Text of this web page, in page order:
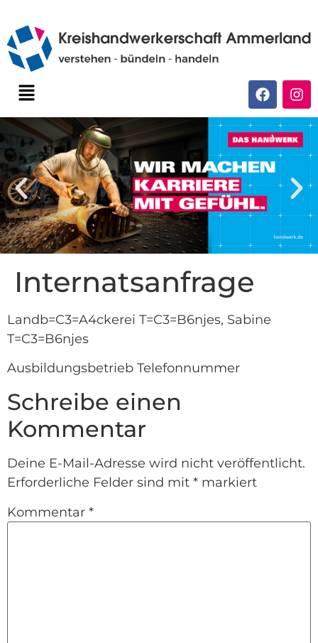
Internatsanfrage
Landb=C3=A4ckerei T=C3=B6njes, Sabine
T=C3=B6njes
Ausbildungsbetrieb Telefonnummer
Schreibe einen
Kommentar
Deine E-Mail-Adresse wird nicht veröffentlicht.
Erforderliche Felder sind mit * markiert
Kommentar *